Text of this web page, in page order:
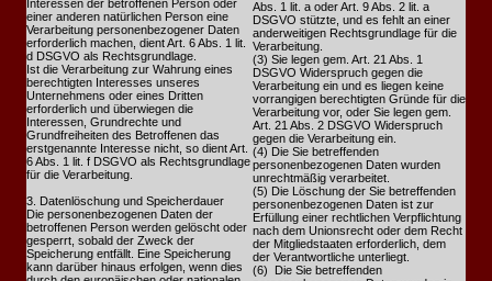
Interessen der betroffenen Person oder
einer anderen natürlichen Person eine
Verarbeitung personenbezogener Daten
erforderlich machen, dient Art. 6 Abs. 1 lit.
d DSGVO als Rechtsgrundlage.
Ist die Verarbeitung zur Wahrung eines
berechtigten Interesses unseres
Unternehmens oder eines Dritten
erforderlich und überwiegen die
Interessen, Grundrechte und
Grundfreiheiten des Betroffenen das
erstgenannte Interesse nicht, so dient Art.
6 Abs. 1 lit. f DSGVO als Rechtsgrundlage
für die Verarbeitung.
3. Datenlöschung und Speicherdauer
Die personenbezogenen Daten der
betroffenen Person werden gelöscht oder
gesperrt, sobald der Zweck der
Speicherung entfällt. Eine Speicherung
kann darüber hinaus erfolgen, wenn dies
Abs. 1 lit. a oder Art. 9 Abs. 2 lit. a
DSGVO stützte, und es fehlt an einer
anderweitigen Rechtsgrundlage für die
Verarbeitung.
(3) Sie legen gem. Art. 21 Abs. 1
DSGVO Widerspruch gegen die
Verarbeitung ein und es liegen keine
vorrangigen berechtigten Gründe für die
Verarbeitung vor, oder Sie legen gem.
Art. 21 Abs. 2 DSGVO Widerspruch
gegen die Verarbeitung ein.
(4) Die Sie betreffenden
personenbezogenen Daten wurden
unrechtmäßig verarbeitet.
(5) Die Löschung der Sie betreffenden
personenbezogenen Daten ist zur
Erfüllung einer rechtlichen Verpflichtung
nach dem Unionsrecht oder dem Recht
der Mitgliedstaaten erforderlich, dem
der Verantwortliche unterliegt.
(6) Die Sie betreffenden